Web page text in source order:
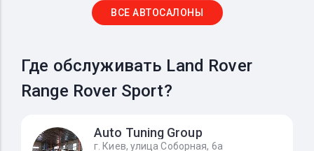
ВСЕ АВТОСАЛОНЫ
Где обслуживать Land Rover
Range Rover Sport?
Auto Tuning Group
г. Киев, улица Соборная, 6а